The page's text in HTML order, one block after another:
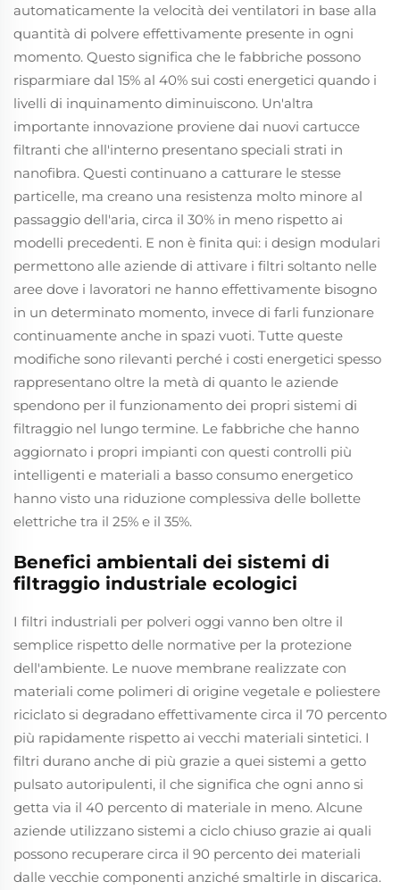
automaticamente la velocità dei ventilatori in base alla
quantità di polvere effettivamente presente in ogni
momento. Questo significa che le fabbriche possono
risparmiare dal 15% al 40% sui costi energetici quando i
livelli di inquinamento diminuiscono. Un'altra
importante innovazione proviene dai nuovi cartucce
filtranti che all'interno presentano speciali strati in
nanofibra. Questi continuano a catturare le stesse
particelle, ma creano una resistenza molto minore al
passaggio dell'aria, circa il 30% in meno rispetto ai
modelli precedenti. E non è finita qui: i design modulari
permettono alle aziende di attivare i filtri soltanto nelle
aree dove i lavoratori ne hanno effettivamente bisogno
in un determinato momento, invece di farli funzionare
continuamente anche in spazi vuoti. Tutte queste
modifiche sono rilevanti perché i costi energetici spesso
rappresentano oltre la metà di quanto le aziende
spendono per il funzionamento dei propri sistemi di
filtraggio nel lungo termine. Le fabbriche che hanno
aggiornato i propri impianti con questi controlli più
intelligenti e materiali a basso consumo energetico
hanno visto una riduzione complessiva delle bollette
elettriche tra il 25% e il 35%.
Benefici ambientali dei sistemi di
filtraggio industriale ecologici
I filtri industriali per polveri oggi vanno ben oltre il
semplice rispetto delle normative per la protezione
dell'ambiente. Le nuove membrane realizzate con
materiali come polimeri di origine vegetale e poliestere
riciclato si degradano effettivamente circa il 70 percento
più rapidamente rispetto ai vecchi materiali sintetici. I
filtri durano anche di più grazie a quei sistemi a getto
pulsato autoripulenti, il che significa che ogni anno si
getta via il 40 percento di materiale in meno. Alcune
aziende utilizzano sistemi a ciclo chiuso grazie ai quali
possono recuperare circa il 90 percento dei materiali
dalle vecchie componenti anziché smaltirle in discarica.